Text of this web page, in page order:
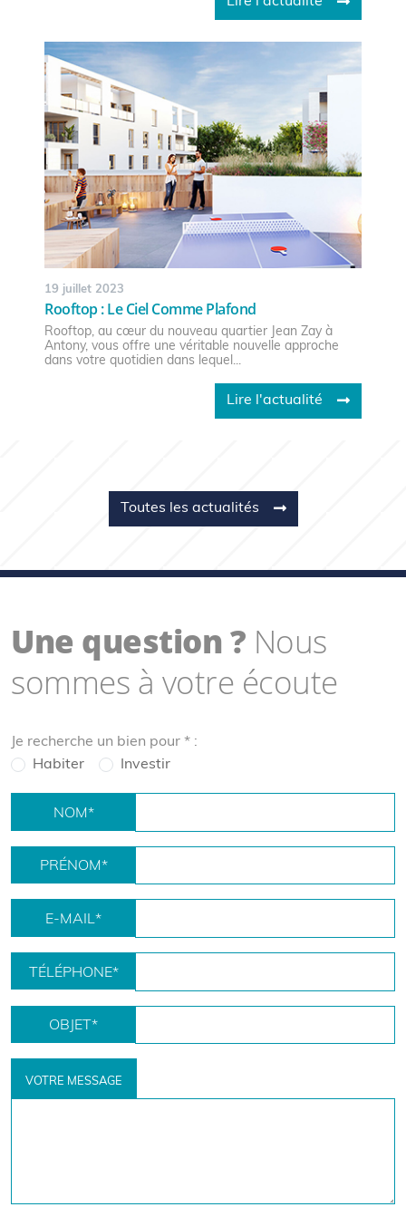
19 juillet 2023
Rooftop : Le Ciel Comme Plafond
Rooftop, au cœur du nouveau quartier Jean Zay à
Antony, vous offre une véritable nouvelle approche
dans votre quotidien dans lequel...
Lire l'actualité
Toutes les actualités
Une question ? Nous
sommes à votre écoute
Je recherche un bien pour * :
Habiter
Investir
NOM*
PRÉNOM*
E-MAIL*
TÉLÉPHONE*
OBJET *
VOTRE MESSAGE